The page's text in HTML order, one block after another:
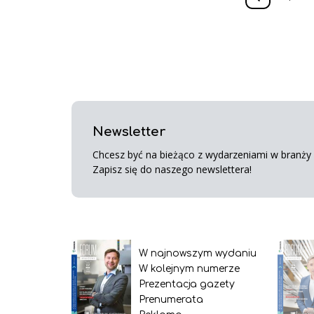
Newsletter
Chcesz być na bieżąco z wydarzeniami w
Zapisz się do naszego newslettera!
W najnowszym wydaniu
W kolejnym numerze
Prezentacja gazety
Prenumerata